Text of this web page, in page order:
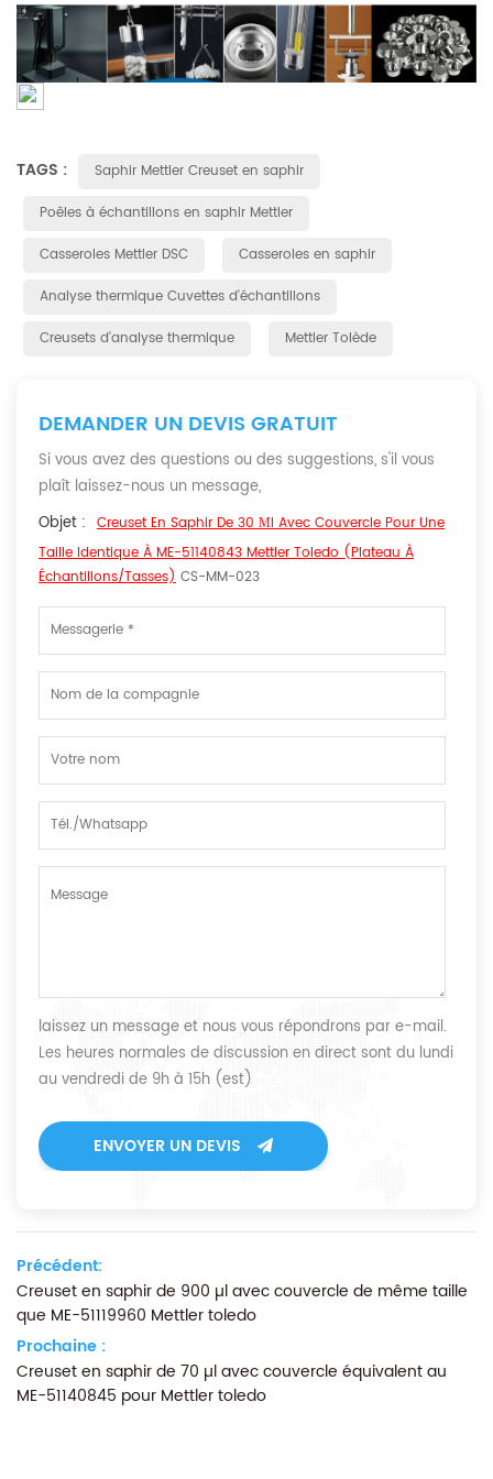
TAGS :
Saphir Mettler Creuset en saphir
Poêles à échantillons en saphir Mettler
Casseroles Mettler DSC
Casseroles en saphir
Analyse thermique Cuvettes d'échantillons
Creusets d'analyse thermique
Mettler Tolède
DEMANDER UN DEVIS GRATUIT
Si vous avez des questions ou des suggestions, s'il vous
plaît laissez-nous un message,
Objet : Creuset En Saphir De 30 Μl Avec Couvercle Pour Une
Taille Identique À ME-51140843 Mettler Toledo (plateau À
Échantillons/tasses) CS-MM-023
laissez un message et nous vous répondrons par e-mail.
Les heures normales de discussion en direct sont du lundi
au vendredi de 9h à 15h (est)
ENVOYER UN DEVIS
Précédent:
Creuset en saphir de 900 µl avec couvercle de même taille
que ME-51119960 Mettler toledo
Prochaine :
Creuset en saphir de 70 µl avec couvercle équivalent au
ME-51140845 pour Mettler toledo